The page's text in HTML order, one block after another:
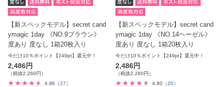
【新スペックモデル】secret cand
ymagic 1day 《NO.9ブラウン》
度あり 度なし 1箱20枚入り
今だけ10％ポイント【249pt】還元中！
2,486円
（税抜2,260円）
4.96 （27）
【新スペックモデル】secret cand
ymagic 1day 《NO.14ヘーゼル》
度あり 度なし 1箱20枚入り
今だけ10％ポイント【249pt】還元中！
2,486円
（税抜2,260円）
4.90 （20）